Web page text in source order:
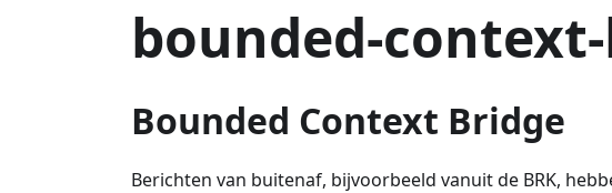
bounded-
Bounded Context Bridge
Berichten van buitenaf, bijvoorbeeld vanuit de BRK,